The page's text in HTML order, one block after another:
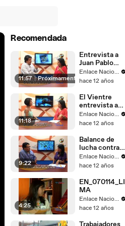
Recomendada
11:57 | Próximamente
Entrevista a
Juan Pablo
Saaverda
FEDEPAZ
Enlace Nacional
hace 12 años
11:18
El Vientre
entrevista a
Mayella
Lloclla
Enlace Nacional
hace 12 años
9:22
Balance de
lucha contra
el
narcotrafico
Enlace Nacional
hace 12 años
4:25
EN_070114_LI
MA
Enlace Nacional
hace 12 años